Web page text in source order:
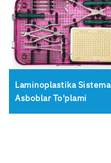
Laminoplastika Sistema
Asboblar To'plami